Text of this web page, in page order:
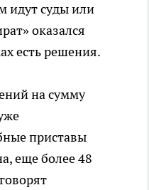
идут суды или
оказался
есть решения.
на сумму
приставы
еще более 48